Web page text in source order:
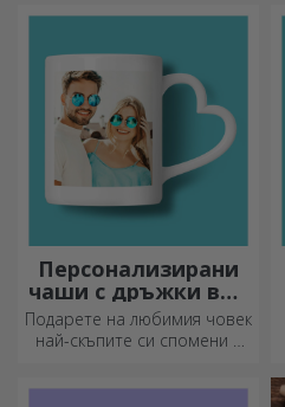
всеки.
Персонализирани
чаши с дръжки във
формата на сърце
Подарете на любимия човек
най-скъпите си спомени с